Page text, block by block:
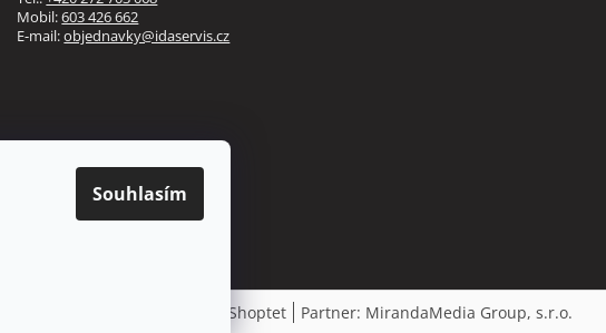
Souhlasím
Mobil:603 426 662
E-mail:objednavky@idaservis.cz
Vytvořil Shoptet Partner: MirandaMedia Group, s.r.o.